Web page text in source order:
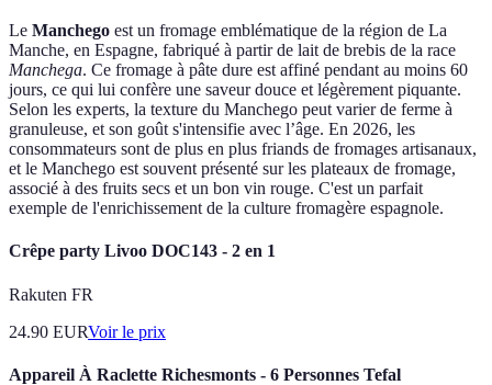
Le Manchego est un fromage emblématique de la région de La
Manche, en Espagne, fabriqué à partir de lait de brebis de la race
Manchega. Ce fromage à pâte dure est affiné pendant au moins 60
jours, ce qui lui confère une saveur douce et légèrement piquante.
Selon les experts, la texture du Manchego peut varier de ferme à
granuleuse, et son goût s'intensifie avec l’âge. En 2026, les
consommateurs sont de plus en plus friands de fromages artisanaux,
et le Manchego est souvent présenté sur les plateaux de fromage,
associé à des fruits secs et un bon vin rouge. C'est un parfait
exemple de l'enrichissement de la culture fromagère espagnole.
Crêpe party Livoo DOC143 - 2 en 1
Rakuten FR
24.90 EURVoir le prix
Appareil À Raclette Richesmonts - 6 Personnes Tefal